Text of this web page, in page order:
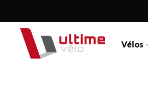
Vélos